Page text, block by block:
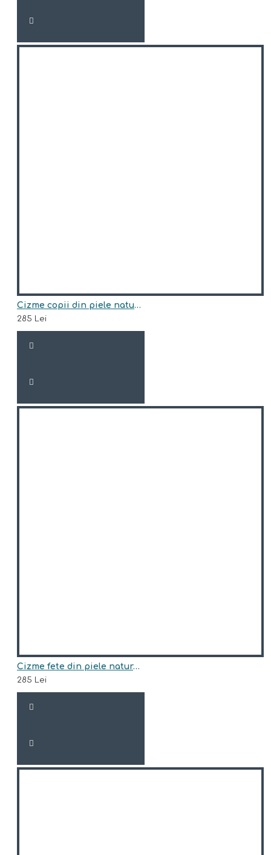
Cizme copii din piele naturala model SIDNEY
285 Lei
Cizme fete din piele naturala model SKYE
285 Lei